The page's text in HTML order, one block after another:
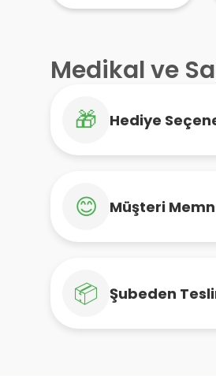
100 ml
Medikal ve
🎁 Hediye
😊 Müşteri
📦 Şubeden